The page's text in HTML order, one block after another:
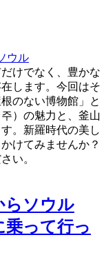
ウル
けでなく、豊かな
します。今回はそ
のない博物館」と
）の魅力と、釜山
。新羅時代の美し
けてみませんか？
い。
らソウル
って行っ